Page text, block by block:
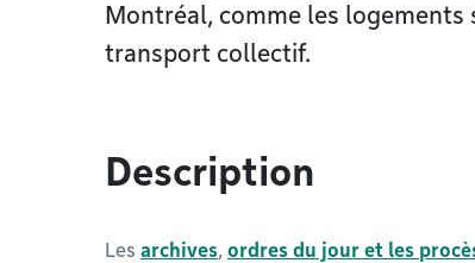
Montréal, comme les logements
transport collectif.
Description
Les archives, ordres du jour et les